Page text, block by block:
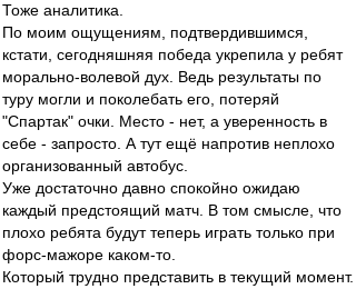
Тоже аналитика.
По моим ощущениям, подтвердившимся,
кстати, сегодняшняя победа укрепила у ребят
морально-волевой дух. Ведь результаты по
туру могли и поколебать его, потеряй
"Спартак" очки. Место - нет, а уверенность в
себе - запросто. А тут ещё напротив неплохо
организованный автобус.
Уже достаточно давно спокойно ожидаю
каждый предстоящий матч. В том смысле, что
плохо ребята будут теперь играть только при
форс-мажоре каком-то.
Который трудно представить в текущий момент.